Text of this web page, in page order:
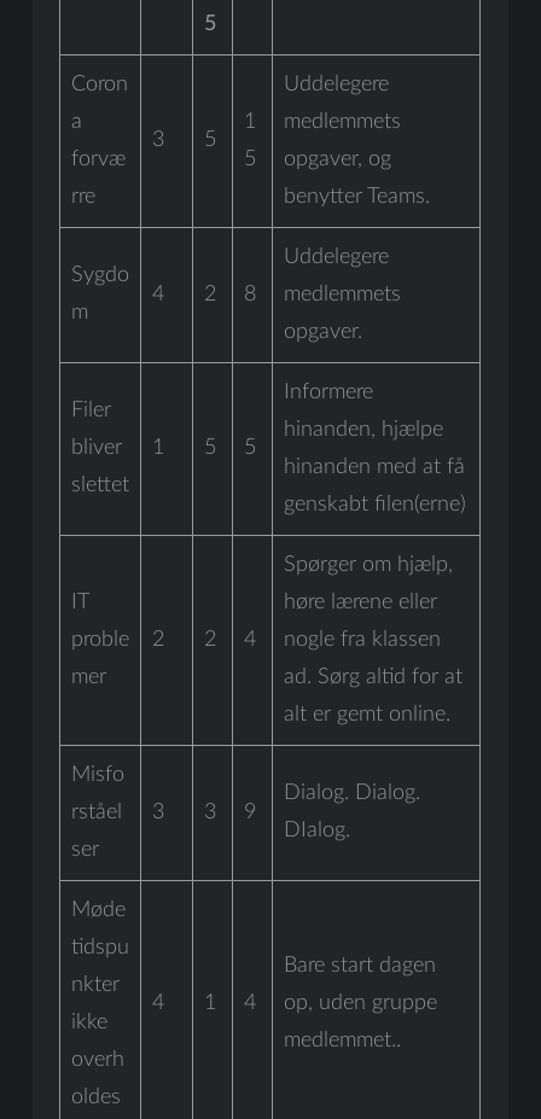
5
Coron
a
forvæ
rre
3 5
1
5
Uddelegere
medlemmets
opgaver, og
benytter Teams.
Sygdo
m
4 2 8
Uddelegere
medlemmets
opgaver.
Filer
bliver
slettet
1 5 5
Informere
hinanden, hjælpe
hinanden med at få
genskabt filen(erne)
proble
mer
2 2 4
Spørger om hjælp,
høre lærene eller
nogle fra klassen
ad. Sørg altid for at
alt er gemt online.
Misfo
rståel
ser
3 3 9
Dialog. Dialog.
DIalog.
Møde
tidspu
nkter
ikke
overh
oldes
4 1 4
Bare start dagen
op, uden gruppe
medlemmet..